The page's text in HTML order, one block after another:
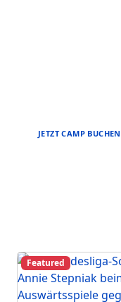
JETZT CAMP
Featured